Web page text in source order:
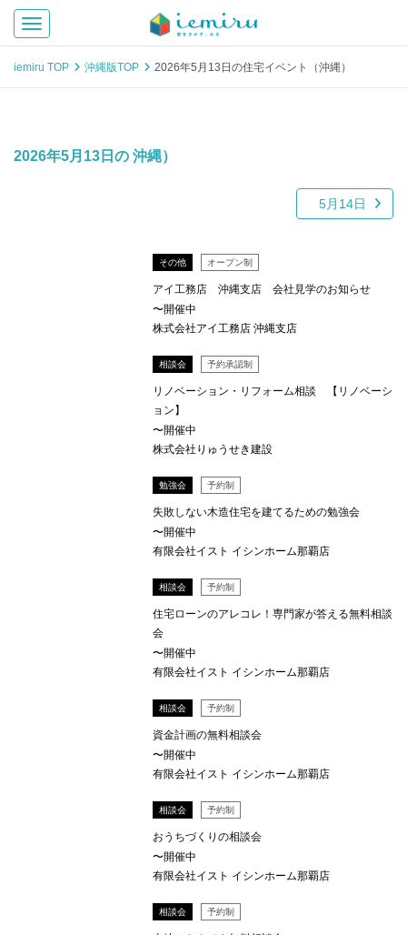
Toggle navigation
iemiru TOP 沖縄版TOP 2026年5月13日の住宅イベント（沖縄）
2026年5月13日の 沖縄）
5月14日
その他 オープン制
アイ工務店 沖縄支店 会社見学のお知らせ
〜開催中
株式会社アイ工務店 沖縄支店
相談会 予約承認制
リノベーション・リフォーム相談 【リノベーシ
ョン】
〜開催中
株式会社りゅうせき建設
勉強会 予約制
失敗しない木造住宅を建てるための勉強会
〜開催中
有限会社イスト イシンホーム那覇店
相談会 予約制
住宅ローンのアレコレ！専門家が答える無料相談
会
〜開催中
有限会社イスト イシンホーム那覇店
相談会 予約制
資金計画の無料相談会
〜開催中
有限会社イスト イシンホーム那覇店
相談会 予約制
おうちづくりの相談会
〜開催中
有限会社イスト イシンホーム那覇店
相談会 予約制